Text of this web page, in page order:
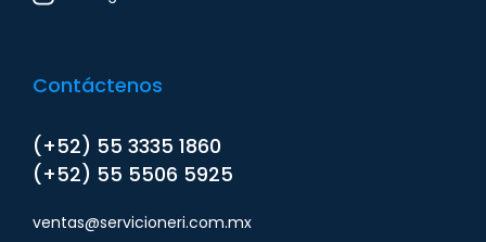
Contáctenos
(+52) 55 3335 1860
(+52) 55 5506 5925
ventas@servicioneri.com.mx